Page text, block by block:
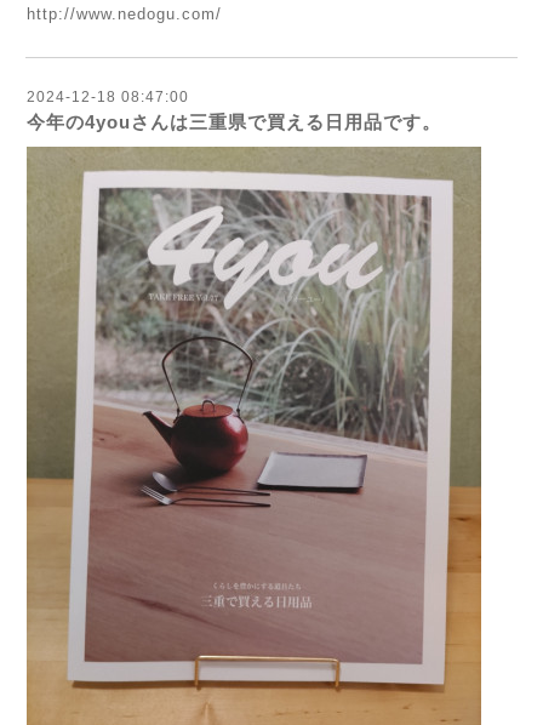
http://www.nedogu.com/
2024-12-18 08:47:00
今年の4youさんは三重県で買える日用品です。